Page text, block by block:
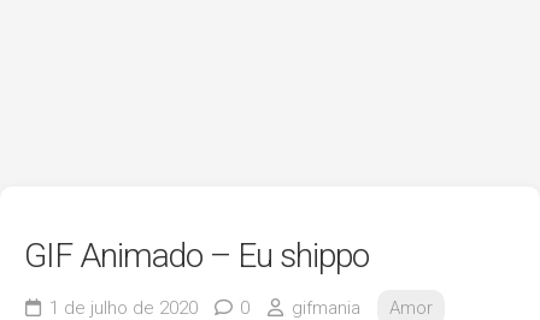
GIF Animado – Eu shippo
1 de julho de 2020 0 gifmania
Amor